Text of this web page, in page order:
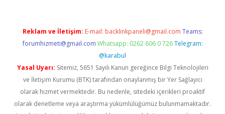
Reklam ve İletişim: E-mail: backlinkpaneli@gmail.com Teams:
forumhizmeti@gmail.com Whatsapp: 0262 606 0 726 Telegram:
@karabul
Yasal Uyarı: Sitemiz, 5651 Sayılı Kanun gereğince Bilgi Teknolojileri
ve İletişim Kurumu (BTK) tarafından onaylanmış bir Yer Sağlayıcı
olarak hizmet vermektedir. Bu nedenle, sitedeki içerikleri proaktif
olarak denetleme veya araştırma yükümlülüğümüz bulunmamaktadır.